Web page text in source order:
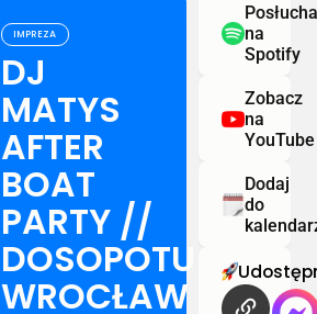
IMPREZA
DJ
MATYS
AFTER
BOAT
PARTY //
DOSOPOTU
WROCŁAW
na
Spotify
Zobacz
na
YouTube
Dodaj
do